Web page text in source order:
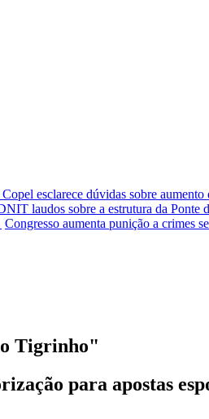
esclarece dúvidas sobre aumento
laudos sobre a estrutura da Ponte
Congresso aumenta punição a crimes
Tigrinho"
para apostas